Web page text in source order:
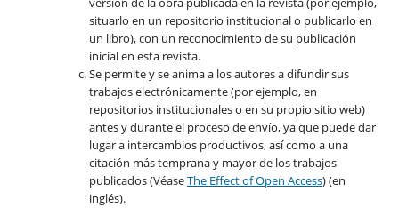
situarlo en un repositorio institucional o publicarlo en
un libro), con un reconocimiento de su publicación
inicial en esta revista.
Se permite y se anima a los autores a difundir sus
trabajos electrónicamente (por ejemplo, en
repositorios institucionales o en su propio sitio web)
antes y durante el proceso de envío, ya que puede dar
lugar a intercambios productivos, así como a una
citación más temprana y mayor de los trabajos
publicados (VéaseThe Effect of Open Access) (en
inglés).